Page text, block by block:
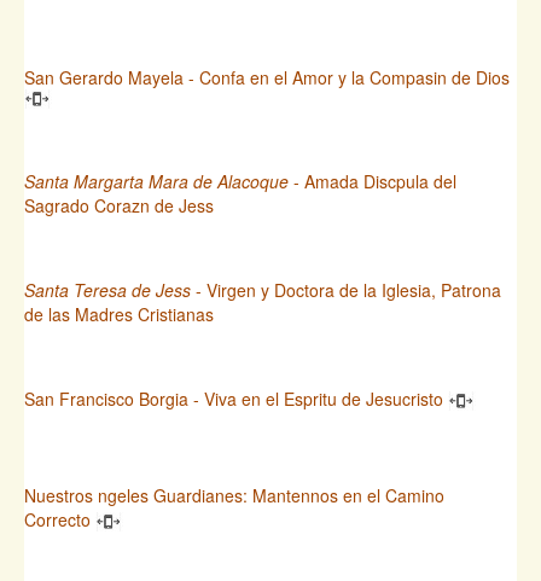
San Gerardo Mayela - Confa en el Amor y la Compasin de Dios
Santa Margarta Mara de Alacoque - Amada Discpula del
Sagrado Corazn de Jess
Santa Teresa de Jess - Virgen y Doctora de la Iglesia, Patrona
de las Madres Cristianas
San Francisco Borgia - Viva en el Espritu de Jesucristo
Nuestros ngeles Guardianes: Mantennos en el Camino
Correcto